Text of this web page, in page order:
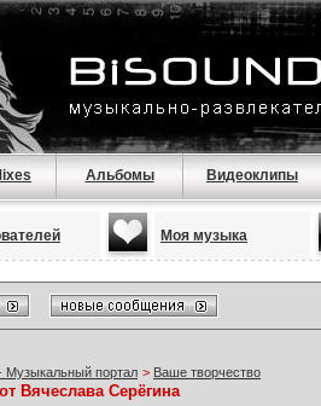
Альбомы Видеоклипы
Моя музыка
Музыкальный портал > Ваше творчество
Вячеслава Серёгина